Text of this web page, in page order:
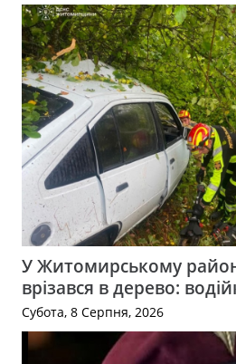
У Житомирському
врізався в дерево:
Субота, 8 Серпня, 2026